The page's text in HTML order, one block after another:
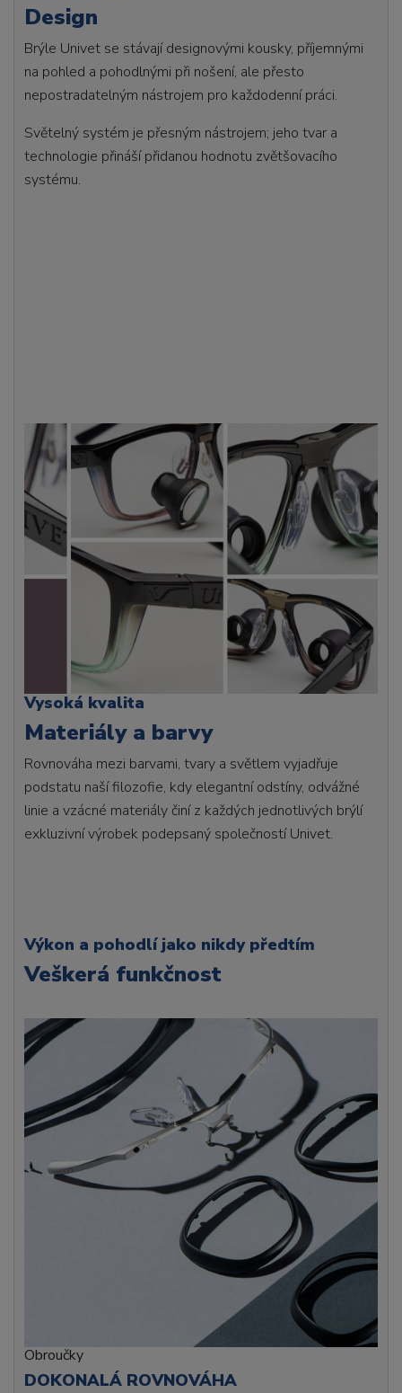
Design
Brýle Univet se stávají designovými kousky, příjemnými
na pohled a pohodlnými při nošení, ale přesto
nepostradatelným nástrojem pro každodenní práci.
Světelný systém je přesným nástrojem; jeho tvar a
technologie přináší přidanou hodnotu zvětšovacího
systému.
Vysoká kvalita
Materiály a barvy
Rovnováha mezi barvami, tvary a světlem vyjadřuje
podstatu naší filozofie, kdy elegantní odstíny, odvážné
linie a vzácné materiály činí z každých jednotlivých brýlí
exkluzivní výrobek podepsaný společností Univet.
Výkon a pohodlí jako nikdy předtím
Veškerá funkčnost
Obroučky
DOKONALÁ ROVNOVÁHA